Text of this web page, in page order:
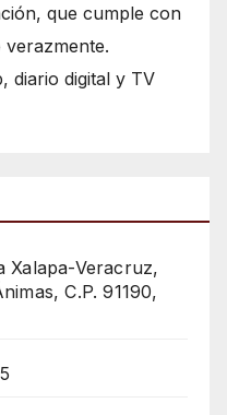
que cumple con
diario digital y TV
Xalapa-Veracruz,
C.P. 91190,